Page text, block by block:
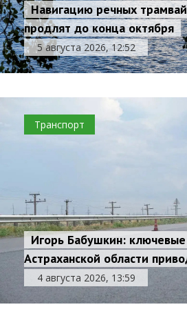
Навигацию речных
продлят до конца октября
5 августа 2026, 12:52
Транспорт
Игорь Бабушкин:
Астраханской области
4 августа 2026, 13:59